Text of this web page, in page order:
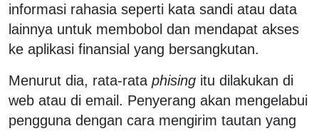
informasi rahasia seperti kata sandi atau data
lainnya untuk membobol dan mendapat akses
ke aplikasi finansial yang bersangkutan.
Menurut dia, rata-rata phising itu dilakukan di
web atau di email. Penyerang akan mengelabui
pengguna dengan cara mengirim tautan yang